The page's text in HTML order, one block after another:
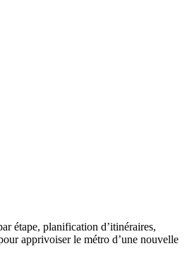
étape, planification d’itinéraires,
apprivoiser le métro d’une nouvelle